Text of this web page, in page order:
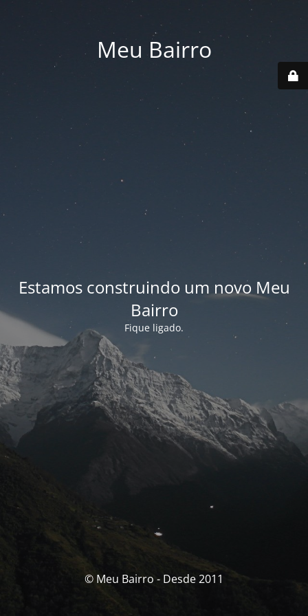
Meu Bairro
Estamos construindo um novo Meu
Bairro
Fique ligado.
© Meu Bairro - Desde 2011